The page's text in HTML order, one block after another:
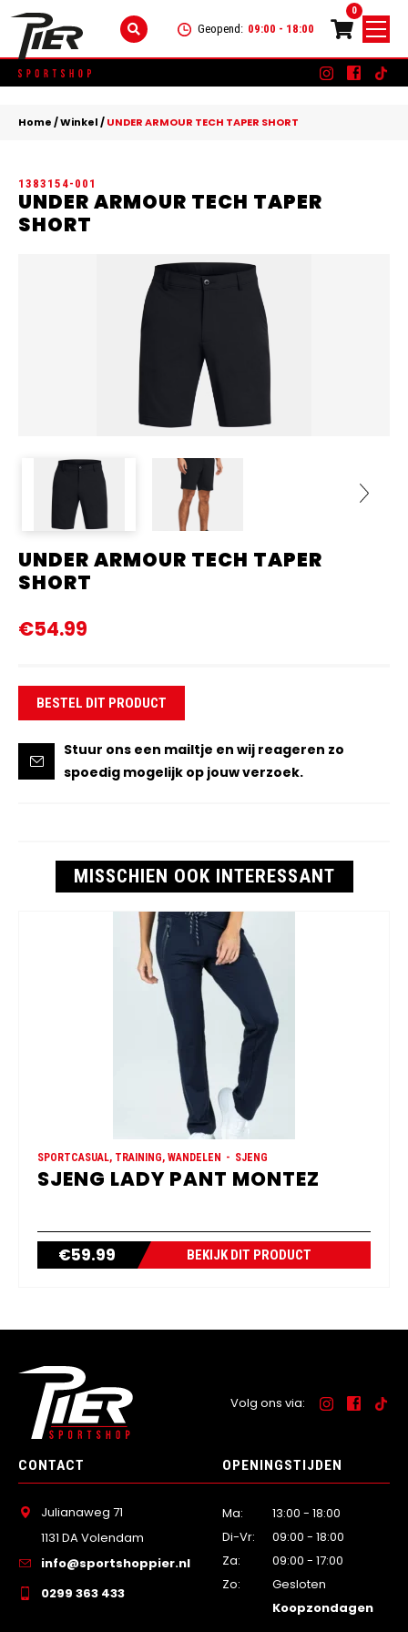
Geopend: 09:00 - 18:00
0
Skip
to
SCHOENEN
ACCESSOIRES
KLEDING
SCHOENEN
KINDEREN
KLEDING
Home/Winkel/UNDER ARMOUR TECH TAPER SHORT
1383154-001
UNDER ARMOUR TECH TAPER
SHORT
UNDER ARMOUR TECH TAPER
SHORT
€54.99
BESTEL DIT PRODUCT
Stuur ons een mailtje en wij reageren zo
spoedig mogelijk op jouw verzoek.
MISSCHIEN OOK INTERESSANT
SPORTCASUAL, TRAINING, WANDELEN SJENG
SJENG LADY PANT MONTEZ
€59.99 BEKIJK DIT PRODUCT
Volg ons via:
CONTACT
Julianaweg 71
1131 DA Volendam
info@sportshoppier.nl
0299 363 433
OPENINGSTIJDEN
Ma:
13:00 - 18:00
Di-Vr:
09:00 - 18:00
Za:
09:00 - 17:00
Zo:
Gesloten
Koopzondagen